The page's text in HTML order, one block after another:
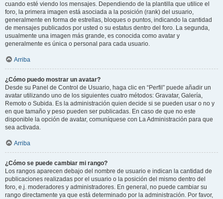
cuando esté viendo los mensajes. Dependiendo de la plantilla que utilice el
foro, la primera imagen está asociada a la posición (rank) del usuario,
generalmente en forma de estrellas, bloques o puntos, indicando la cantidad
de mensajes publicados por usted o su estatus dentro del foro. La segunda,
usualmente una imagen más grande, es conocida como avatar y
generalmente es única o personal para cada usuario.
Arriba
¿Cómo puedo mostrar un avatar?
Desde su Panel de Control de Usuario, haga clic en “Perfil” puede añadir un
avatar utilizando uno de los siguientes cuatro métodos: Gravatar, Galería,
Remoto o Subida. Es la administración quien decide si se pueden usar o no y
en que tamaño y peso pueden ser publicadas. En caso de que no este
disponible la opción de avatar, comuníquese con La Administración para que
sea activada.
Arriba
¿Cómo se puede cambiar mi rango?
Los rangos aparecen debajo del nombre de usuario e indican la cantidad de
publicaciones realizadas por el usuario o la posición del mismo dentro del
foro, e.j. moderadores y administradores. En general, no puede cambiar su
rango directamente ya que está determinado por la administración. Por favor,